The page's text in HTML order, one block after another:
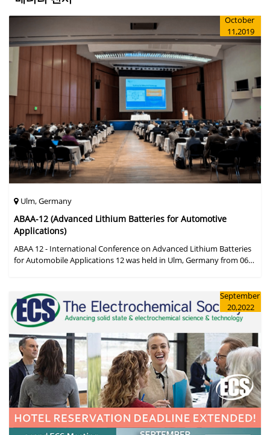
October
11,2019
Ulm, Germany
ABAA-12 (Advanced Lithium Batteries for Automotive
Applications)
ABAA 12 - International Conference on Advanced Lithium Batteries
for Automobile Applications 12 was held in Ulm, Germany from 06
September
20,2022